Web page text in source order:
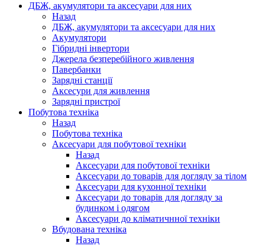
ДБЖ, акумулятори та аксесуари для них
Назад
ДБЖ, акумулятори та аксесуари для них
Акумулятори
Гібридні інвертори
Джерела безперебійного живлення
Павербанки
Зарядні станції
Аксесури для живлення
Зарядні пристрої
Побутова техніка
Назад
Побутова техніка
Аксесуари для побутової техніки
Назад
Аксесуари для побутової техніки
Аксесуари до товарів для догляду за тілом
Аксесуари для кухонної техніки
Аксесуари до товарів для догляду за
будинком і одягом
Аксесуари до кліматичнної техніки
Вбудована техніка
Назад